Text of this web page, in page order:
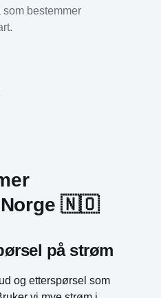
som bestemmer
🇳🇴
på strøm
og etterspørsel som